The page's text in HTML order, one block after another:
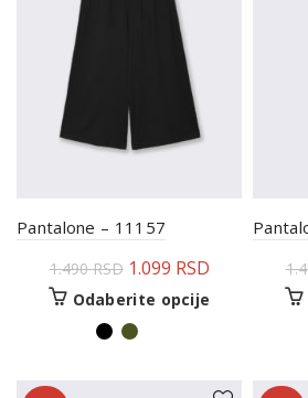
Pantalone – 11157
1.490RSD 1.099 RSD
Odaberite opcije